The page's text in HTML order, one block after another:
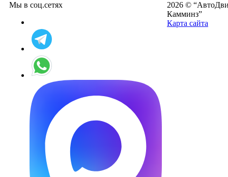
Мы в соц.сетях
2026 ©
Камминз”
Карта сайта